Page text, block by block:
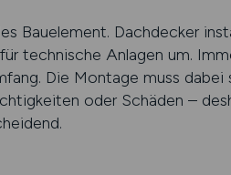
Bauelement. Dachdecker
technische Anlagen um.
Die Montage muss
oder Schäden –